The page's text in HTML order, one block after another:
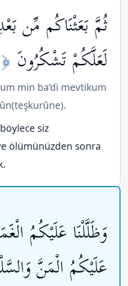
ثُمَّ بَعَثْنَاكُم مِّن
لَعَلَّكُمْ تَشْكُرُونَ ﴿٥٦﴾
min ba’di mevtikum
siz
ölümünüzden sonra
وَظَلَّلْنَا عَلَيْكُمُ
عَلَيْكُمُ الْمَنَّ